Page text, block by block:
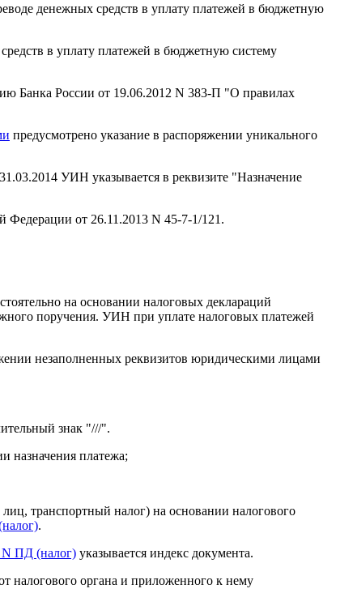
денежных средств в уплату платежей в бюджетную
в уплату платежей в бюджетную систему
Банка России от 19.06.2012 N 383-П "О правилах
предусмотрено указание в распоряжении уникального
УИН указывается в реквизите "Назначение
Федерации от 26.11.2013 N 45-7-1/121.
на основании налоговых деклараций
поручения. УИН при уплате налоговых платежей
незаполненных реквизитов юридическими лицами
знак "///".
назначения платежа;
транспортный налог) на основании налогового
.
ПД (налог)указывается индекс документа.
налогового органа и приложенного к нему